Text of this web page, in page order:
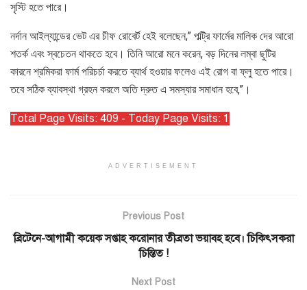
সৃস্টি হতে পারে।
নর্দান আইল্যান্ডের ভেট এর চীফ রোবের্ট হেই বলেছেন,” পল্ট্রি ফার্মের মালিক দের আরো
শতর্ক এবং স্বচেতন থাকতে হবে। তিনি আরো মনে করেন, বড় দিনের লম্বা ছুটির
কারনে শ্রমিকরা ফার্ম পরিচর্চা করতে ব্যার্থ হওয়ার ফলেও এই রোগ বা ফ্লু হতে পারে।
তবে সঠিক ব্যাবস্থা গ্রহন করলে অতি দ্রুত এ সমস্যার সমাধান হবে,”।
Total Page Visits: 409 - Today Page Visits: 1
ADVERTISEMENT
Previous Post
ব্রিটেনে-আগামী কয়েক সপ্তাহ করোনার তীব্রতা ভয়াবহ হবে। চিকিৎসকরা
চিন্তিত !
Next Post